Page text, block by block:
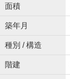
面積
築年月
種別 / 構造
階建